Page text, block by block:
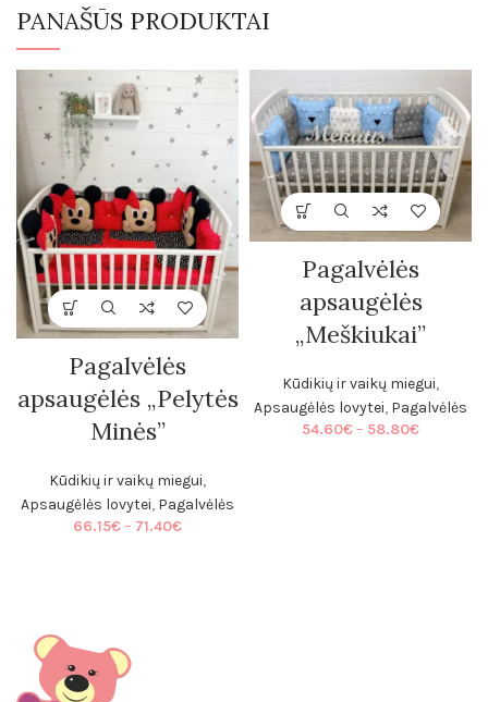
PANAŠŪS PRODUKTAI
Pagalvėlės
apsaugėlės „Pelytės
Minės”
Kūdikių ir vaikų miegui,
Apsaugėlės lovytei, Pagalvėlės
66.15€– 71.40€Price
Pagalvėlės
apsaugėlės
„Meškiukai”
Kūdikių ir vaikų miegui,
Apsaugėlės lovytei, Pagalvėlės
54.60€– 58.80€Price